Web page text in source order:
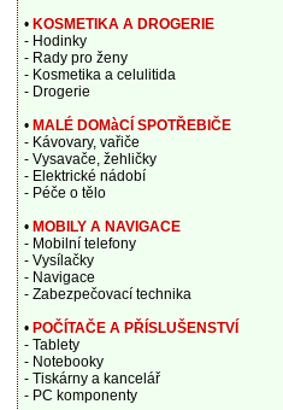
• KOSMETIKA A DROGERIE
- Hodinky
- Rady pro ženy
- Kosmetika a celulitida
- Drogerie
• MALÉ DOMàCÍ SPOTŘEBIČE
- Kávovary, vařiče
- Vysavače, žehličky
- Elektrické nádobí
- Péče o tělo
• MOBILY A NAVIGACE
- Mobilní telefony
- Vysílačky
- Navigace
- Zabezpečovací technika
• POČÍTAČE A PŘÍSLUŠENSTVÍ
- Tablety
- Notebooky
- Tiskárny a kancelář
- PC komponenty